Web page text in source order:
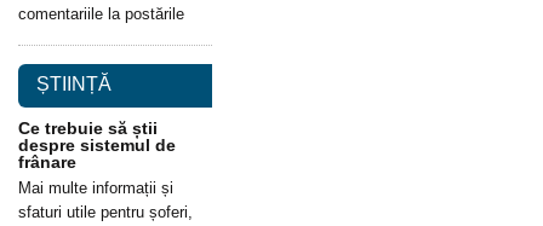
comentariile la postările
ȘTIINȚĂ
Ce trebuie să știi
despre sistemul de
frânare
Mai multe informații și
sfaturi utile pentru șoferi,